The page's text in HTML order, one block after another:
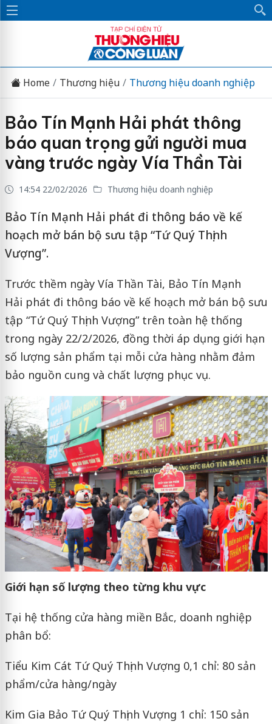
Home Thương hiệu Thương hiệu doanh nghiệp
Bảo Tín Mạnh Hải phát thông
báo quan trọng gửi người mua
vàng trước ngày Vía Thần Tài
14:54 22/02/2026 Thương hiệu doanh nghiệp
Bảo Tín Mạnh Hải phát đi thông báo về kế
hoạch mở bán bộ sưu tập “Tứ Quý Thịnh
Vượng”.
Trước thềm ngày Vía Thần Tài, Bảo Tín Mạnh
Hải phát đi thông báo về kế hoạch mở bán bộ sưu
tập “Tứ Quý Thịnh Vượng” trên toàn hệ thống
trong ngày 22/2/2026, đồng thời áp dụng giới hạn
số lượng sản phẩm tại mỗi cửa hàng nhằm đảm
bảo nguồn cung và chất lượng phục vụ.
Giới hạn số lượng theo từng khu vực
Tại hệ thống cửa hàng miền Bắc, doanh nghiệp
phân bổ:
Tiểu Kim Cát Tứ Quý Thịnh Vượng 0,1 chỉ: 80 sản
phẩm/cửa hàng/ngày
Kim Gia Bảo Tứ Quý Thịnh Vượng 1 chỉ: 150 sản